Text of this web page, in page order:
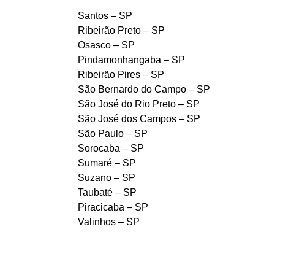
Santos – SP
Ribeirão Preto – SP
Osasco – SP
Pindamonhangaba – SP
Ribeirão Pires – SP
São Bernardo do Campo – SP
São José do Rio Preto – SP
São José dos Campos – SP
São Paulo – SP
Sorocaba – SP
Sumaré – SP
Suzano – SP
Taubaté – SP
Piracicaba – SP
Valinhos – SP